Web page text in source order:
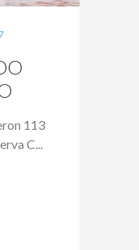
113
C...